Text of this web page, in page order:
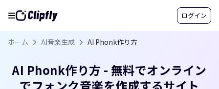
ログイン
ホーム AI音楽生成 AI Phonk作り方
AI Phonk作り方 - 無料でオンライン
でフォンク音楽を作成するサイト